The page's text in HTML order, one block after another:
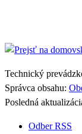
Technický
Správca obsahu:
Posledná
Odber RSS